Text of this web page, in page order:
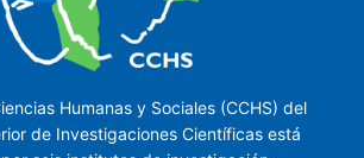
Humanas y Sociales (CCHS) del
de Investigaciones Científicas está